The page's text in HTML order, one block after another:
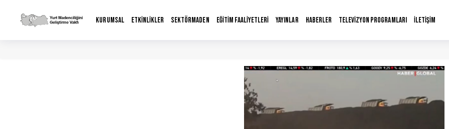
KURUMSAL ETKİNLİKLER SEKTÖRMADEN EĞİTİM FAALİYETLERİ YAYINLAR HABERLER TELEVİZYON PROGRAMLARI İLETİŞİM